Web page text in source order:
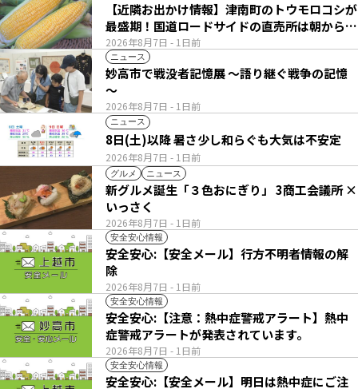
2026年8月7日 - 1日前
【近隣お出かけ情報】津南町のトウモロコシが
最盛期！国道ロードサイドの直売所は朝から長
い列
ニュース
2026年8月7日 - 1日前
妙高市で戦没者記憶展 ～語り継ぐ戦争の記憶
～
ニュース
2026年8月7日 - 1日前
8日(土)以降 暑さ少し和らぐも大気は不安定
グルメ ニュース
2026年8月7日 - 1日前
新グルメ誕生「３色おにぎり」 3商工会議所 ×
いっさく
安全安心情報
2026年8月7日 - 1日前
安全安心:【安全メール】行方不明者情報の解
除
安全安心情報
2026年8月7日 - 1日前
安全安心:【注意：熱中症警戒アラート】熱中
症警戒アラートが発表されています。
安全安心情報
安全安心:【安全メール】明日は熱中症にご注